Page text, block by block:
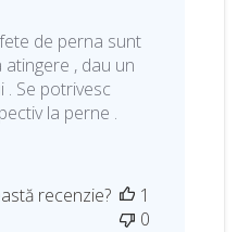
de perna sunt
, dau un
Se potrivesc
la perne .
recenzie?
1
0